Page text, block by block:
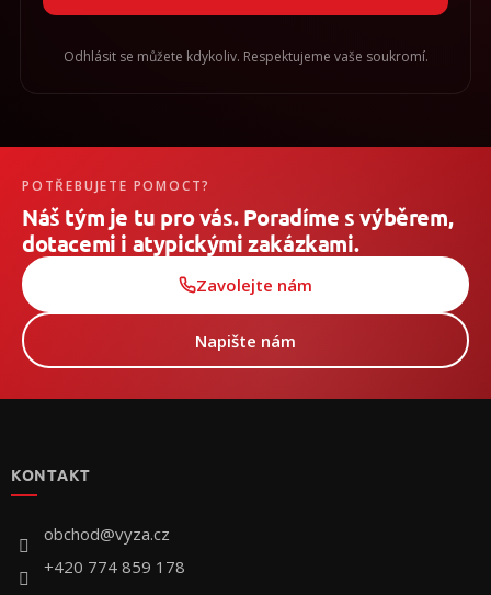
Odhlásit se můžete kdykoliv. Respektujeme vaše soukromí.
POTŘEBUJETE POMOCT?
Náš tým je tu pro vás. Poradíme s výběrem,
dotacemi i atypickými zakázkami.
Zavolejte nám
Napište nám
KONTAKT
obchod@vyza.cz
+420 774 859 178